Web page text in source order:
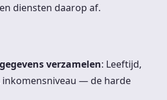
diensten daarop af.
verzamelen: Leeftijd,
inkomensniveau — de harde